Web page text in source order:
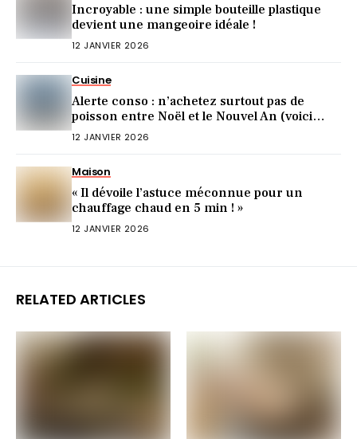
Incroyable : une simple bouteille plastique
devient une mangeoire idéale !
12 JANVIER 2026
Cuisine
Alerte conso : n’achetez surtout pas de
poisson entre Noël et le Nouvel An (voici
pourquoi)
12 JANVIER 2026
Maison
« Il dévoile l’astuce méconnue pour un
chauffage chaud en 5 min ! »
12 JANVIER 2026
RELATED ARTICLES